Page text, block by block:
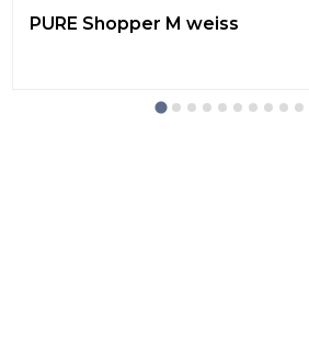
PURE Shopper M weiss